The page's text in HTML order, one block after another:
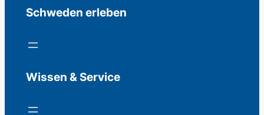
Schweden erleben
Wissen & Service